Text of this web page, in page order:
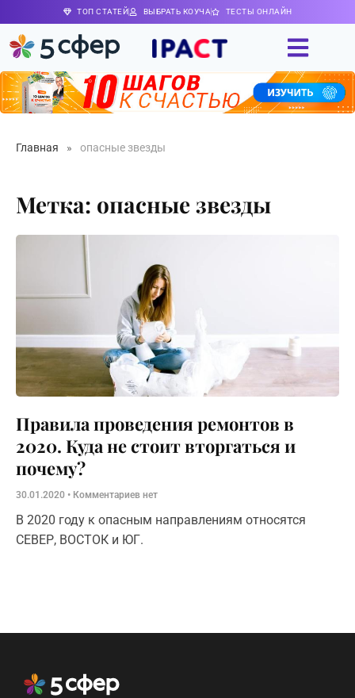
ТОП СТАТЕЙ ВЫБРАТЬ КОУЧА ТЕСТЫ ОНЛАЙН
Главная » опасные звезды
Метка: опасные звезды
Правила проведения ремонтов в
2020. Куда не стоит вторгаться и
почему?
30.01.2020 Комментариев нет
В 2020 году к опасным направлениям относятся
СЕВЕР, ВОСТОК и ЮГ.